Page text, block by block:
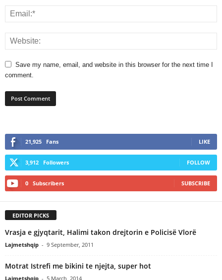
Save my name, email, and website in this browser for the next time I
comment.
21,925 Fans LIKE
3,912 Followers FOLLOW
0 Subscribers SUBSCRIBE
EDITOR PICKS
Vrasja e gjyqtarit, Halimi takon drejtorin e Policisë Vlorë
Lajmetshqip - 9 September, 2011
Motrat Istrefi me bikini te njejta, super hot
Lajmetshqip - 5 March, 2014